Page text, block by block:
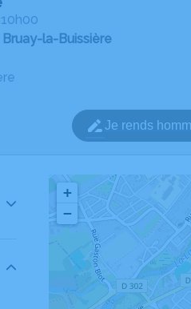
la-Buissière
Je rends
+
−